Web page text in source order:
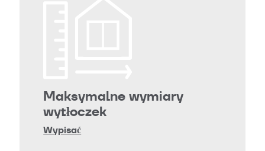
Maksymalne wymiary
wytłoczek
Wypisać